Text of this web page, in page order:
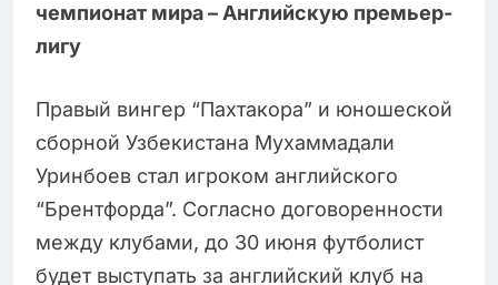
чемпионат мира – Английскую премьер-
лигу
Правый вингер “Пахтакора” и юношеской
сборной Узбекистана Мухаммадали
Уринбоев стал игроком английского
“Брентфорда”. Согласно договоренности
между клубами, до 30 июня футболист
будет выступать за английский клуб на